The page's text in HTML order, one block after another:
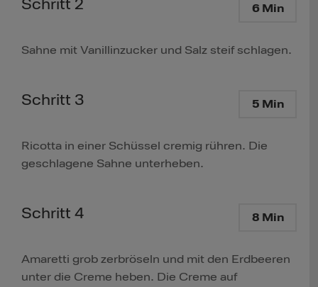
Schritt 2 6 Min
Sahne mit Vanillinzucker und Salz steif schlagen.
Schritt 3 5 Min
Ricotta in einer Schüssel cremig rühren. Die
geschlagene Sahne unterheben.
Schritt 4 8 Min
Amaretti grob zerbröseln und mit den Erdbeeren
unter die Creme heben. Die Creme auf